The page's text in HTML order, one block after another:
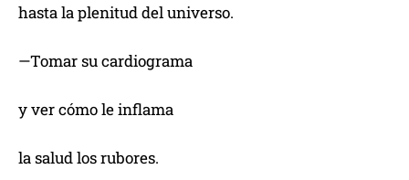
hasta la plenitud del universo.
—Tomar su cardiograma
y ver cómo le inflama
la salud los rubores.